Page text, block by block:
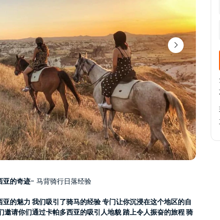
亚的奇迹- 马背骑行日落经验
亚的魅力 我们吸引了骑马的经验 专门让你沉浸在这个地区的自
邀请你们通过卡帕多西亚的吸引人地貌 踏上令人振奋的旅程 骑